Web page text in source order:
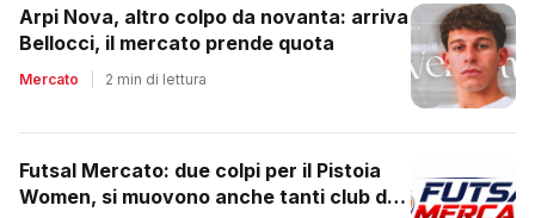
Arpi Nova, altro colpo da novanta: arriva
Bellocci, il mercato prende quota
Mercato 2 min di lettura
Futsal Mercato: due colpi per il Pistoia
Women, si muovono anche tanti club del